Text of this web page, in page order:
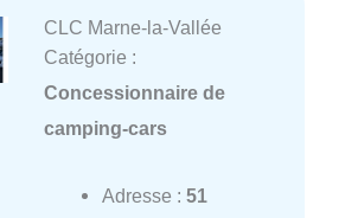
CLC Marne-la-Vallée
Catégorie :
Concessionnaire de
camping-cars
Adresse : 51